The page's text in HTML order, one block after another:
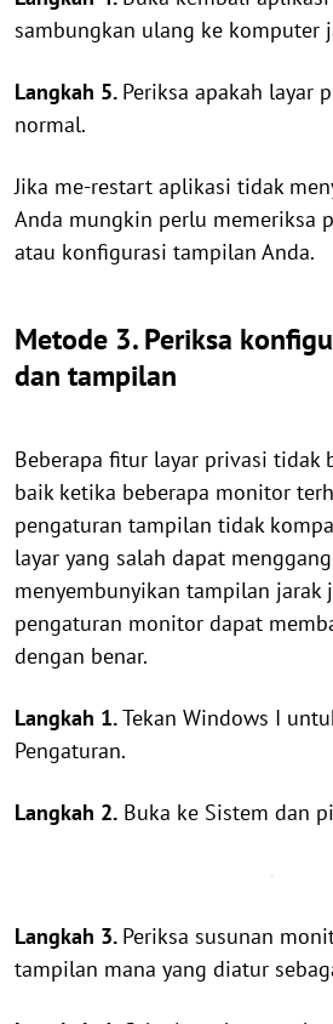
sambungkan ulang ke komputer
Langkah 5. Periksa apakah layar
normal.
Jika me-restart aplikasi tidak
Anda mungkin perlu memeriksa
atau konfigurasi tampilan Anda.
Metode 3. Periksa
dan tampilan
Beberapa fitur layar privasi tidak
baik ketika beberapa monitor
pengaturan tampilan tidak
layar yang salah dapat
menyembunyikan tampilan jarak
pengaturan monitor dapat
dengan benar.
Langkah 1.Tekan Windows I
Pengaturan.
Langkah 2. Buka ke Sistem dan
Langkah 3. Periksa susunan
tampilan mana yang diatur